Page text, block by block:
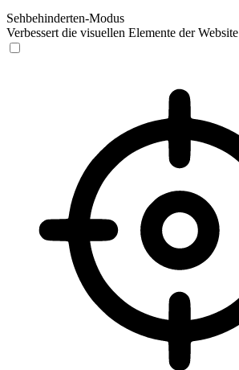
Sehbehinderten-Modus
Verbessert die visuellen Elemente der Website